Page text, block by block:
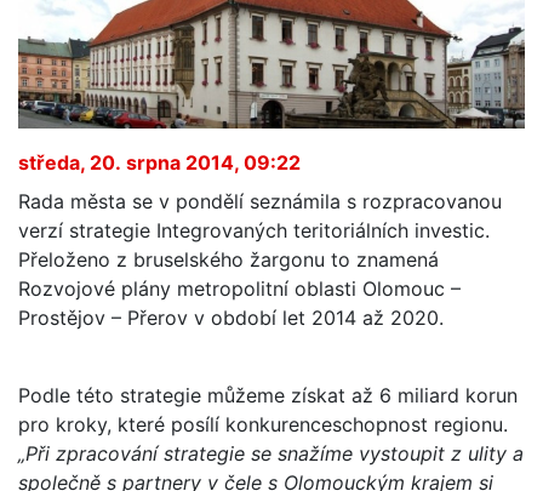
středa, 20. srpna 2014, 09:22
Rada města se v pondělí seznámila s rozpracovanou
verzí strategie Integrovaných teritoriálních investic.
Přeloženo z bruselského žargonu to znamená
Rozvojové plány metropolitní oblasti Olomouc –
Prostějov – Přerov v období let 2014 až 2020.
Podle této strategie můžeme získat až 6 miliard korun
pro kroky, které posílí konkurenceschopnost regionu.
„Při zpracování strategie se snažíme vystoupit z ulity a
společně s partnery v čele s Olomouckým krajem si